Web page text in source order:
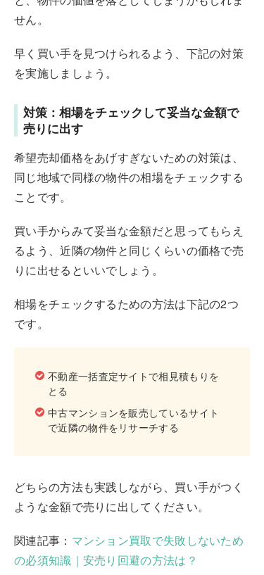
せん。
早く買い手を見つけられるよう、下記の対策
を実施しましょう。
対策：相場をチェックして妥当な金額で
売りに出す
希望売却価格をあげすぎないための対策は、
同じ地域で同様の物件の相場をチェックする
ことです。
買い手からみて妥当な金額だと思ってもらえ
るよう、近隣の物件と同じくらいの価格で売
りに出せるといいでしょう。
相場をチェックするための方法は下記の2つ
です。
不動産一括査定サイトで相見積もりを
とる
中古マンションを販売しているサイト
で近隣の物件をリサーチする
どちらの方法も実践しながら、買い手がつく
ような金額で売りに出してください。
関連記事： マンション買取で失敗しないため
の必須知識｜安売り回避の方法は？